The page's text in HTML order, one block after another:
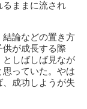
ままに流され
論などの置き方
供が成長する際
としばしば見なが
っていた。やは
成功しようが失